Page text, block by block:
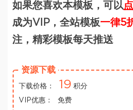
如果您喜欢本模板，可以
成为VIP，全站模板一律5
注，精彩模板每天推送
资源下载
下载价格： 19 积分
VIP优惠：
免费